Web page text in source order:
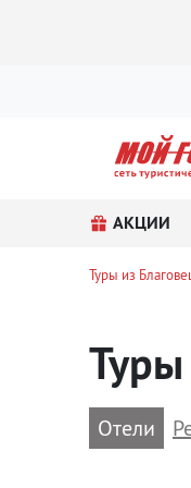
АКЦИИ
Туры из
Туры
Отели